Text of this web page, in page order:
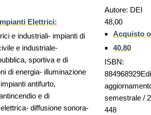
Elettrici:
e industriali- impianti di
e industriale-
sportiva e di
di energia- illuminazione
antifurto,
e di
diffusione sonora-
Autore: DEI
48,00
Acquisto
40,80
ISBN:
semestrale /
448